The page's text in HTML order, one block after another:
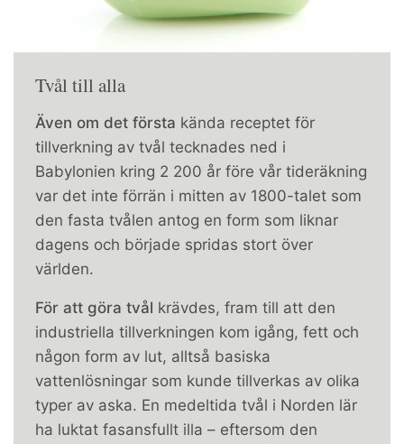
Tvål till alla
Även om det första kända receptet för
tillverkning av tvål tecknades ned i
Babylonien kring 2 200 år före vår tideräkning
var det inte förrän i mitten av 1800-talet som
den fasta tvålen antog en form som liknar
dagens och började spridas stort över
världen.
För att göra tvål krävdes, fram till att den
industriella tillverkningen kom igång, fett och
någon form av lut, alltså basiska
vattenlösningar som kunde tillverkas av olika
typer av aska. En medeltida tvål i Norden lär
ha luktat fasansfullt illa – eftersom den